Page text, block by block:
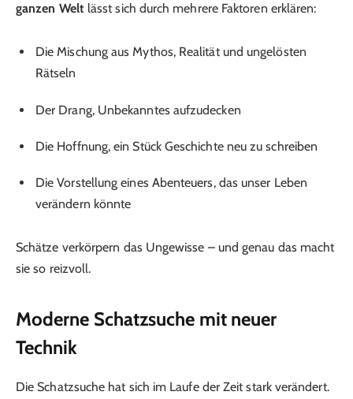
ganzen Weltlässt sich durch mehrere Faktoren erklären:
Die Mischung aus Mythos, Realität und ungelösten
Rätseln
Der Drang, Unbekanntes aufzudecken
Die Hoffnung, ein Stück Geschichte neu zu schreiben
Die Vorstellung eines Abenteuers, das unser Leben
verändern könnte
Schätze verkörpern das Ungewisse – und genau das macht
sie so reizvoll.
Moderne Schatzsuche mit neuer
Technik
Die Schatzsuche hat sich im Laufe der Zeit stark verändert.